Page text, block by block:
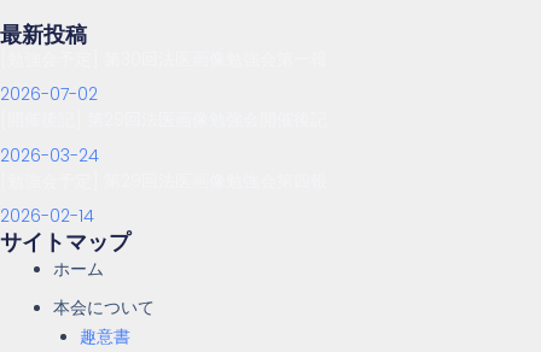
最新投稿
2026-07-02
2026-03-24
2026-02-14
サイトマップ
ホーム
本会について
趣意書